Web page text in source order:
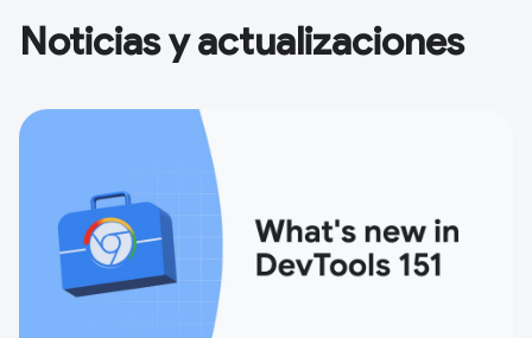
Noticias y actualizaciones